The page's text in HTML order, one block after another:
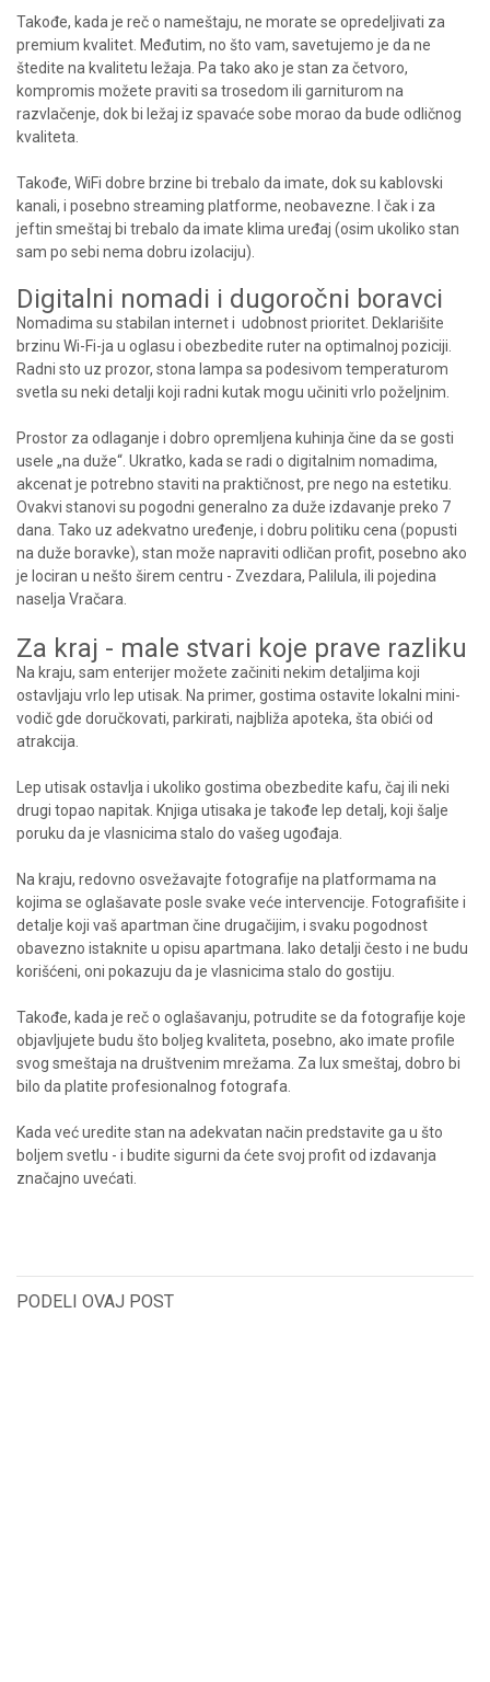
Takođe, kada je reč o nameštaju, ne morate se opredeljivati za
premium kvalitet. Međutim, no što vam, savetujemo je da ne
štedite na kvalitetu ležaja. Pa tako ako je stan za četvoro,
kompromis možete praviti sa trosedom ili garniturom na
razvlačenje, dok bi ležaj iz spavaće sobe morao da bude odličnog
kvaliteta.
Takođe, WiFi dobre brzine bi trebalo da imate, dok su kablovski
kanali, i posebno streaming platforme, neobavezne. I čak i za
jeftin smeštaj bi trebalo da imate klima uređaj (osim ukoliko stan
sam po sebi nema dobru izolaciju).
Digitalni nomadi i dugoročni boravci
Nomadima su stabilan internet i udobnost prioritet. Deklarišite
brzinu Wi-Fi-ja u oglasu i obezbedite ruter na optimalnoj poziciji.
Radni sto uz prozor, stona lampa sa podesivom temperaturom
svetla su neki detalji koji radni kutak mogu učiniti vrlo poželjnim.
Prostor za odlaganje i dobro opremljena kuhinja čine da se gosti
usele „na duže“. Ukratko, kada se radi o digitalnim nomadima,
akcenat je potrebno staviti na praktičnost, pre nego na estetiku.
Ovakvi stanovi su pogodni generalno za duže izdavanje preko 7
dana. Tako uz adekvatno uređenje, i dobru politiku cena (popusti
na duže boravke), stan može napraviti odličan profit, posebno ako
je lociran u nešto širem centru - Zvezdara, Palilula, ili pojedina
naselja Vračara.
Za kraj - male stvari koje prave razliku
Na kraju, sam enterijer možete začiniti nekim detaljima koji
ostavljaju vrlo lep utisak. Na primer, gostima ostavite lokalni mini-
vodič gde doručkovati, parkirati, najbliža apoteka, šta obići od
atrakcija.
Lep utisak ostavlja i ukoliko gostima obezbedite kafu, čaj ili neki
drugi topao napitak. Knjiga utisaka je takođe lep detalj, koji šalje
poruku da je vlasnicima stalo do vašeg ugođaja.
Na kraju, redovno osvežavajte fotografije na platformama na
kojima se oglašavate posle svake veće intervencije. Fotografišite i
detalje koji vaš apartman čine drugačijim, i svaku pogodnost
obavezno istaknite u opisu apartmana. Iako detalji često i ne budu
korišćeni, oni pokazuju da je vlasnicima stalo do gostiju.
Takođe, kada je reč o oglašavanju, potrudite se da fotografije koje
objavljujete budu što boljeg kvaliteta, posebno, ako imate profile
svog smeštaja na društvenim mrežama. Za lux smeštaj, dobro bi
bilo da platite profesionalnog fotografa.
Kada već uredite stan na adekvatan način predstavite ga u što
boljem svetlu - i budite sigurni da ćete svoj profit od izdavanja
značajno uvećati.
PODELI OVAJ POST